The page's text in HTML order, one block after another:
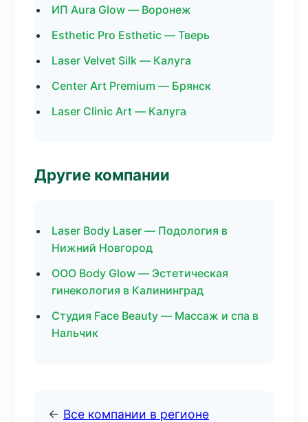
ИП Aura Glow — Воронеж
Esthetic Pro Esthetic — Тверь
Laser Velvet Silk — Калуга
Center Art Premium — Брянск
Laser Clinic Art — Калуга
Другие компании
Laser Body Laser — Подология в
Нижний Новгород
ООО Body Glow — Эстетическая
гинекология в Калининград
Студия Face Beauty — Массаж и спа в
Нальчик
← Все компании в регионе